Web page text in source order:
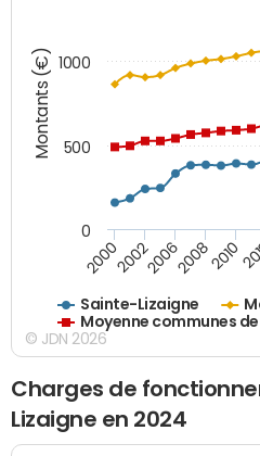
Montants (€)
Sainte-Lizaigne
Moyenne communes
20002002200620082010
0
500
1000
© JDN 2026
Charges de
Lizaigne en 2024